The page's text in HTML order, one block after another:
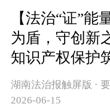
【法治“证”
为盾，守创新
知识产权保护
湖南法治报触屏版 ·
2026-06-15